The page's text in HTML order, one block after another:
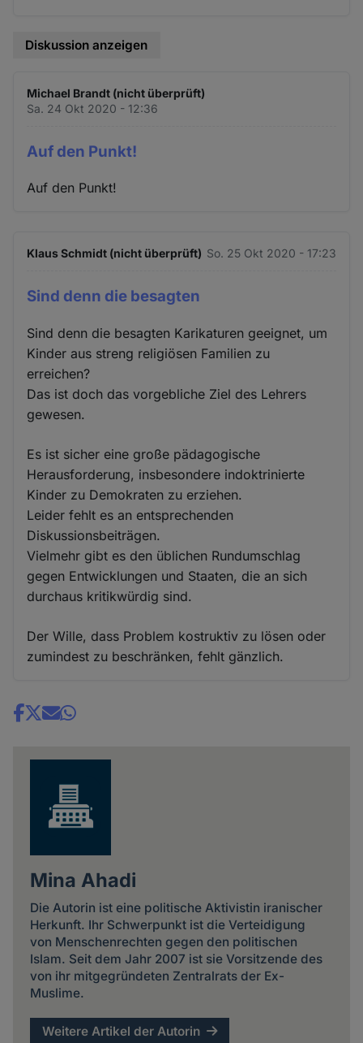
Diskussion anzeigen
Michael Brandt (nicht überprüft)
Sa. 24 Okt 2020 - 12:36
Auf den Punkt!
Auf den Punkt!
Klaus Schmidt (nicht überprüft) So. 25 Okt 2020 - 17:23
Sind denn die besagten
Sind denn die besagten Karikaturen geeignet, um
Kinder aus streng religiösen Familien zu
erreichen?
Das ist doch das vorgebliche Ziel des Lehrers
gewesen.
Es ist sicher eine große pädagogische
Herausforderung, insbesondere indoktrinierte
Kinder zu Demokraten zu erziehen.
Leider fehlt es an entsprechenden
Diskussionsbeiträgen.
Vielmehr gibt es den üblichen Rundumschlag
gegen Entwicklungen und Staaten, die an sich
durchaus kritikwürdig sind.
Der Wille, dass Problem kostruktiv zu lösen oder
zumindest zu beschränken, fehlt gänzlich.
Share
Mina Ahadi
Die Autorin ist eine politische Aktivistin iranischer
Herkunft. Ihr Schwerpunkt ist die Verteidigung
von Menschenrechten gegen den politischen
Islam. Seit dem Jahr 2007 ist sie Vorsitzende des
von ihr mitgegründeten Zentralrats der Ex-
Muslime.
Weitere Artikel der Autorin